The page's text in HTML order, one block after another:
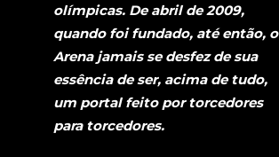
olímpicas. De abril de 2009,
quando foi fundado, até então, o
Arena jamais se desfez de sua
essência de ser, acima de tudo,
um portal feito por torcedores
para torcedores.